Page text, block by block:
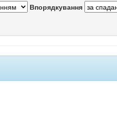
Впорядкування